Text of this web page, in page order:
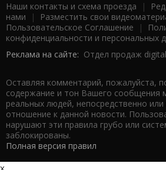
Наши контакты и схема проезда |
нами | Разместить свои
Пользовательское Соглашение |
конфиденциальности и персональных
Реклама на сайте: Отдел продаж
Оставляя комментарий, пожалуйста,
содержание и тон Вашего сообщения
реальных людей, непосредственно
отношение к данной новости.
нарушают эти правила грубо или
заблокированы.
Полная версия правил